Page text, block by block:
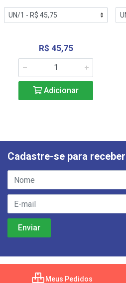
R$ 45,75
Adicionar
Cadastre-se para
Meus Pedidos